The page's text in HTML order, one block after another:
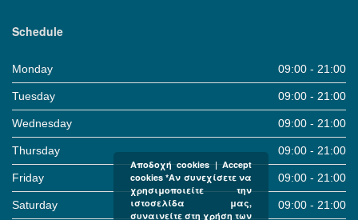
Schedule
Monday 09:00 - 21:00
Tuesday 09:00 - 21:00
Wednesday 09:00 - 21:00
Thursday 09:00 - 21:00
Friday 09:00 - 21:00
Saturday 09:00 - 21:00
Αποδοχή cookies | Accept
cookies *Αν συνεχίσετε να
χρησιμοποιείτε την
ιστοσελίδα μας,
συναινείτε στη χρήση των